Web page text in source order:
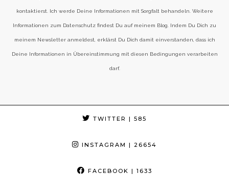
kontaktierst. Ich werde Deine Informationen mit Sorgfalt behandeln. Weitere
Informationen zum Datenschutz findest Du auf meinem Blog. Indem Du Dich zu
meinem Newsletter anmeldest, erklärst Du Dich damit einverstanden, dass ich
Deine Informationen in Übereinstimmung mit diesen Bedingungen verarbeiten
darf.
TWITTER | 585
INSTAGRAM | 26654
FACEBOOK | 1633